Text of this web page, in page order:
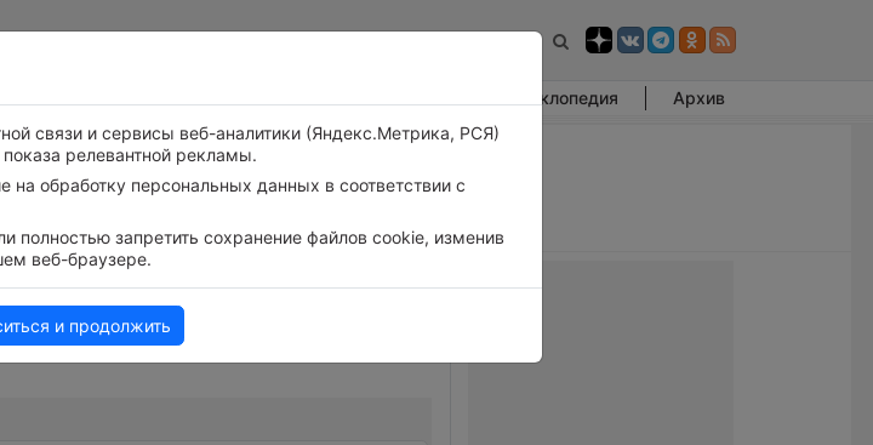
Энциклопедия Архив
связи и сервисы веб-аналитики (Яндекс.Метрика, РСЯ)
релевантной рекламы.
на обработку персональных данных в соответствии с
полностью запретить сохранение файлов cookie, изменив
веб-браузере.
и продолжить